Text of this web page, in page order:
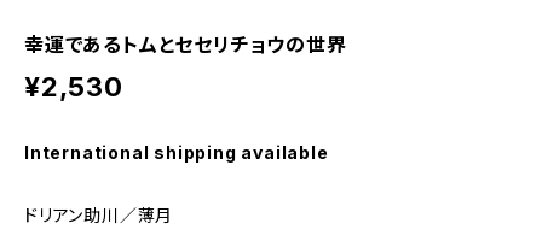
幸運であるトムとセセリチョウの世界
¥2,530
International shipping available
ドリアン助川／薄月